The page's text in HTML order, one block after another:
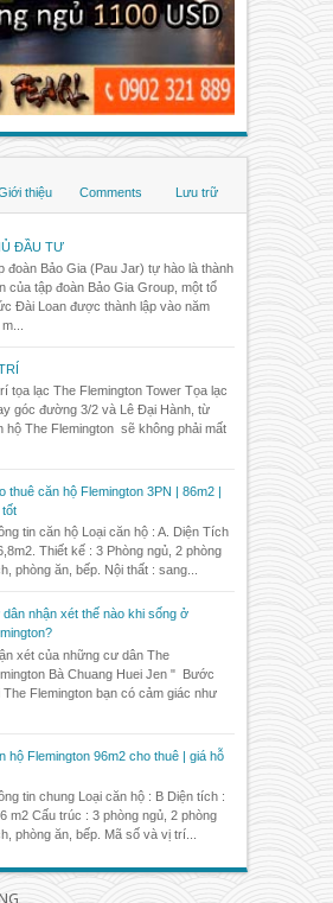
thiệu Comments Lưu trữ
ĐẦU TƯ
đoàn Bảo Gia (Pau Jar) tự hào là thành
của tập đoàn Bảo Gia Group, một tổ
Đài Loan được thành lập vào năm
tọa lạc The Flemington Tower Tọa lạc
góc đường 3/2 và Lê Đại Hành, từ
hộ The Flemington sẽ không phải mất
thuê căn hộ Flemington 3PN | 86m2 |
tốt
tin căn hộ Loại căn hộ : A. Diện Tích
Thiết kế : 3 Phòng ngủ, 2 phòng
phòng ăn, bếp. Nội thất : sang...
dân nhận xét thế nào khi sống ở
xét của những cư dân The
Bà Chuang Huei Jen " Bước
Flemington bạn có cảm giác như
hộ Flemington 96m2 cho thuê | giá hỗ
tin chung Loại căn hộ : B Diện tích :
m2 Cấu trúc : 3 phòng ngủ, 2 phòng
phòng ăn, bếp. Mã số và vị trí...